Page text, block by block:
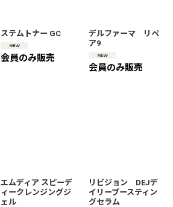
ステムトナー GC
会員のみ販売
デルファーマ リペ
ア9
会員のみ販売
エムディア スピーデ
ィークレンジングジ
ェル
リビジョン DEJデ
イリーブースティン
グセラム